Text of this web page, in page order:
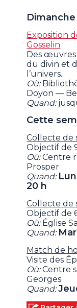
Dimanche
Exposition
Gosselin
Des œuvres
du divin et
l’univers.
Où:
Doyon —
Quand:
Cette
Collecte de
Objectif de
Où:Centre
Prosper
Quand:
20 h
Collecte de
Objectif de
Où:Église
Quand:
Match de
Visite des
Où:Centre
Georges
Quand: